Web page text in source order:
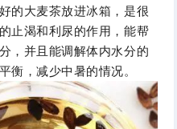
的大麦茶放进冰箱，是很
止渴和利尿的作用，能帮
，并且能调解体内水分的
衡，减少中暑的情况。